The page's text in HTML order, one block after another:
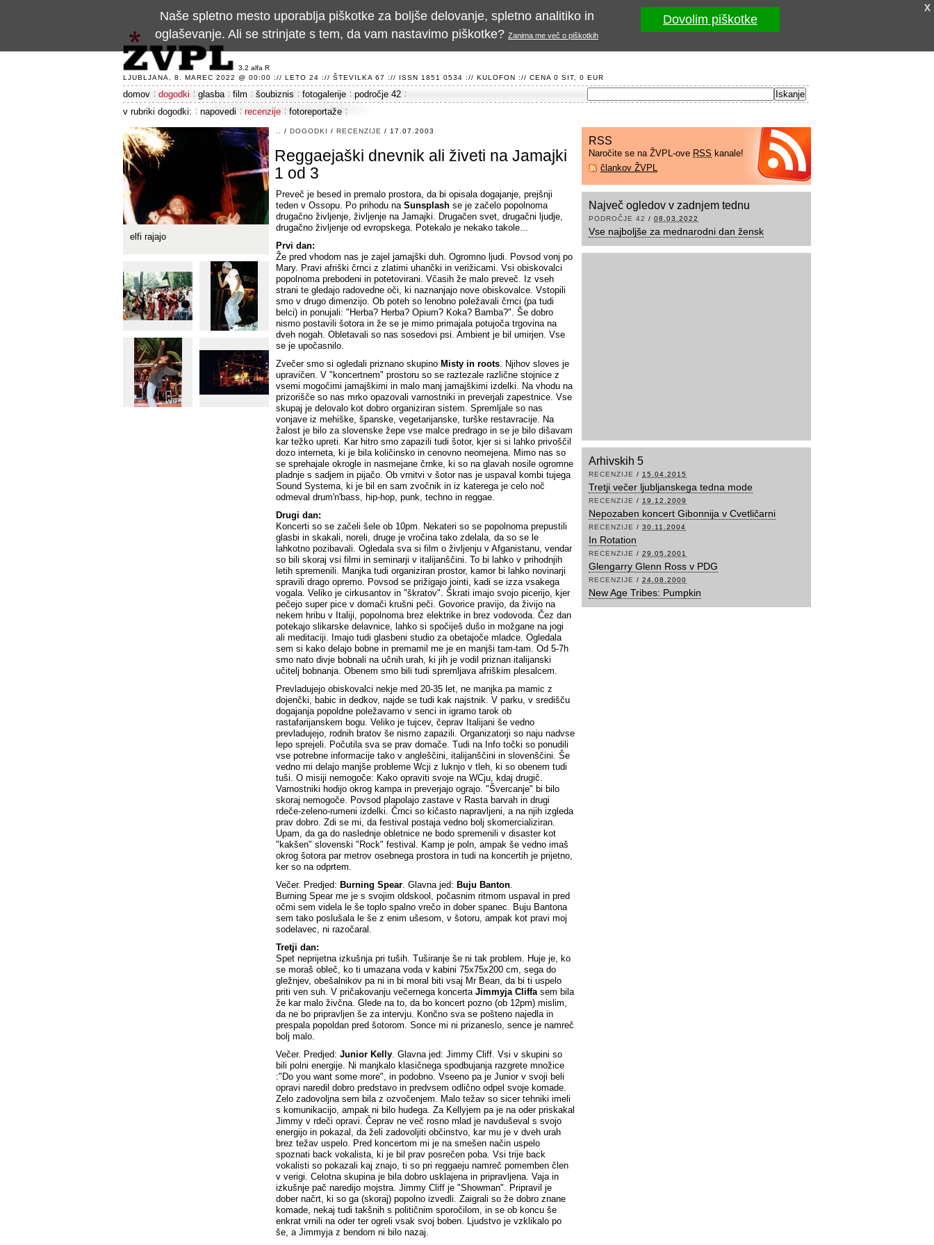
3.2 alfa R
LJUBLJANA, 8. MAREC 2022 @ 00:00 :// LETO 24 :// ŠTEVILKA 67 :// ISSN 1851 0534 :// KULOFON :// CENA 0 SIT, 0 EUR
domov dogodki glasba film šoubiznis fotogalerije
področje 42
v rubriki dogodki:
napovedi recenzije fotoreportaže
/ DOGODKI / RECENZIJE / 17.07.2003
Reggaejaški dnevnik ali živeti na Jamajki
1 od 3
Preveč je besed in premalo prostora, da bi opisala dogajanje, prejšnji
teden v Ossopu. Po prihodu na Sunsplash se je začelo popolnoma
drugačno življenje, življenje na Jamajki. Drugačen svet, drugačni ljudje,
drugačno življenje od evropskega. Potekalo je nekako takole...
Prvi dan:
Že pred vhodom nas je zajel jamajški duh. Ogromno ljudi. Povsod vonj po
Mary. Pravi afriški črnci z zlatimi uhančki in verižicami. Vsi obiskovalci
popolnoma prebodeni in potetovirani. Včasih že malo preveč. Iz vseh
strani te gledajo radovedne oči, ki naznanjajo nove obiskovalce. Vstopili
smo v drugo dimenzijo. Ob poteh so lenobno poležavali črnci (pa tudi
belci) in ponujali: "Herba? Herba? Opium? Koka? Bamba?". Še dobro
nismo postavili šotora in že se je mimo primajala potujoča trgovina na
dveh nogah. Obletavali so nas sosedovi psi. Ambient je bil umirjen. Vse
se je upočasnilo.
Zvečer smo si ogledali priznano skupino Misty in roots. Njihov sloves je
upravičen. V "koncertnem" prostoru so se raztezale različne stojnice z
vsemi mogočimi jamajškimi in malo manj jamajškimi izdelki. Na vhodu na
prizorišče so nas mrko opazovali varnostniki in preverjali zapestnice. Vse
skupaj je delovalo kot dobro organiziran sistem. Spremljale so nas
vonjave iz mehiške, španske, vegetarijanske, turške restavracije. Na
žalost je bilo za slovenske žepe vse malce predrago in se je bilo dišavam
kar težko upreti. Kar hitro smo zapazili tudi šotor, kjer si si lahko privoščil
dozo interneta, ki je bila količinsko in cenovno neomejena. Mimo nas so
se sprehajale okrogle in nasmejane črnke, ki so na glavah nosile ogromne
pladnje s sadjem in pijačo. Ob vrnitvi v šotor nas je uspaval kombi tujega
Sound Systema, ki je bil en sam zvočnik in iz katerega je celo noč
odmeval drum'n'bass, hip-hop, punk, techno in reggae.
Drugi dan:
Koncerti so se začeli šele ob 10pm. Nekateri so se popolnoma prepustili
glasbi in skakali, noreli, druge je vročina tako zdelala, da so se le
lahkotno pozibavali. Ogledala sva si film o življenju v Afganistanu, vendar
so bili skoraj vsi filmi in seminarji v italijanščini. To bi lahko v prihodnjih
letih spremenili. Manjka tudi organiziran prostor, kamor bi lahko novinarji
spravili drago opremo. Povsod se prižigajo jointi, kadi se izza vsakega
vogala. Veliko je cirkusantov in "škratov". Škrati imajo svojo picerijo, kjer
pečejo super pice v domači krušni peči. Govorice pravijo, da živijo na
nekem hribu v Italiji, popolnoma brez elektrike in brez vodovoda. Čez dan
potekajo slikarske delavnice, lahko si spočiješ dušo in možgane na jogi
ali meditaciji. Imajo tudi glasbeni studio za obetajoče mladce. Ogledala
sem si kako delajo bobne in premamil me je en manjši tam-tam. Od 5-7h
smo nato divje bobnali na učnih urah, ki jih je vodil priznan italijanski
učitelj bobnanja. Obenem smo bili tudi spremljava afriškim plesalcem.
Prevladujejo obiskovalci nekje med 20-35 let, ne manjka pa mamic z
dojenčki, babic in dedkov, najde se tudi kak najstnik. V parku, v središču
dogajanja popoldne poležavamo v senci in igramo tarok ob
rastafarijanskem bogu. Veliko je tujcev, čeprav Italijani še vedno
prevladujejo, rodnih bratov še nismo zapazili. Organizatorji so naju nadvse
lepo sprejeli. Počutila sva se prav domače. Tudi na Info točki so ponudili
vse potrebne informacije tako v angleščini, italijanščini in slovenščini. Še
vedno mi delajo manjše probleme Wcji z luknjo v tleh, ki so obenem tudi
tuši. O misiji nemogoče: Kako opraviti svoje na WCju, kdaj drugič.
Varnostniki hodijo okrog kampa in preverjajo ograjo. "Švercanje" bi bilo
skoraj nemogoče. Povsod plapolajo zastave v Rasta barvah in drugi
rdeče-zeleno-rumeni izdelki. Črnci so kičasto napravljeni, a na njih izgleda
prav dobro. Zdi se mi, da festival postaja vedno bolj skomercializiran.
Upam, da ga do naslednje obletnice ne bodo spremenili v disaster kot
"kakšen" slovenski "Rock" festival. Kamp je poln, ampak še vedno imaš
okrog šotora par metrov osebnega prostora in tudi na koncertih je prijetno,
ker so na odprtem.
Večer. Predjed: Burning Spear. Glavna jed: Buju Banton.
Burning Spear me je s svojim oldskool, počasnim ritmom uspaval in pred
očmi sem videla le še toplo spalno vrečo in dober spanec. Buju Bantona
sem tako poslušala le še z enim ušesom, v šotoru, ampak kot pravi moj
sodelavec, ni razočaral.
Tretji dan:
Spet neprijetna izkušnja pri tuših. Tuširanje še ni tak problem. Huje je, ko
se moraš obleč, ko ti umazana voda v kabini 75x75x200 cm, sega do
gležnjev, obešalnikov pa ni in bi moral biti vsaj Mr Bean, da bi ti uspelo
priti ven suh. V pričakovanju večernega koncerta Jimmyja Cliffasem bila
že kar malo živčna. Glede na to, da bo koncert pozno (ob 12pm) mislim,
da ne bo pripravljen še za intervju. Končno sva se pošteno najedla in
prespala popoldan pred šotorom. Sonce mi ni prizaneslo, sence je namreč
bolj malo.
Večer. Predjed: Junior Kelly. Glavna jed: Jimmy Cliff. Vsi v skupini so
bili polni energije. Ni manjkalo klasičnega spodbujanja razgrete množice
:"Do you want some more", in podobno. Vseeno pa je Junior v svoji beli
opravi naredil dobro predstavo in predvsem odlično odpel svoje komade.
Zelo zadovoljna sem bila z ozvočenjem. Malo težav so sicer tehniki imeli
s komunikacijo, ampak ni bilo hudega. Za Kellyjem pa je na oder priskakal
Jimmy v rdeči opravi. Čeprav ne več rosno mlad je navduševal s svojo
energijo in pokazal, da želi zadovoljiti občinstvo, kar mu je v dveh urah
brez težav uspelo. Pred koncertom mi je na smešen način uspelo
spoznati back vokalista, ki je bil prav posrečen poba. Vsi trije back
vokalisti so pokazali kaj znajo, ti so pri reggaeju namreč pomemben člen
v verigi. Celotna skupina je bila dobro usklajena in pripravljena. Vaja in
izkušnje pač naredijo mojstra. Jimmy Cliff je "Showman". Pripravil je
dober načrt, ki so ga (skoraj) popolno izvedli. Zaigrali so že dobro znane
komade, nekaj tudi takšnih s političnim sporočilom, in se ob koncu še
enkrat vrnili na oder ter ogreli vsak svoj boben. Ljudstvo je vzklikalo po
še, a Jimmyja z bendom ni bilo nazaj.
elfi rajajo
RSS
Naročite se na ŽVPL-ove RSS kanale!
člankov ŽVPL
Največ ogledov v zadnjem tednu
PODROČJE 42 / 08.03.2022
Vse najboljše za mednarodni dan žensk
Arhivskih 5
RECENZIJE / 15.04.2015
Tretji večer ljubljanskega tedna mode
RECENZIJE / 19.12.2009
Nepozaben koncert Gibonnija v Cvetličarni
RECENZIJE / 30.11.2004
In Rotation
RECENZIJE / 29.05.2001
Glengarry Glenn Ross v PDG
RECENZIJE / 24.08.2000
New Age Tribes: Pumpkin
x
Naše spletno mesto uporablja piškotke za boljše delovanje, spletno analitiko in
oglaševanje. Ali se strinjate s tem, da vam nastavimo piškotke? Zanima me več o piškotkih
Dovolim piškotke